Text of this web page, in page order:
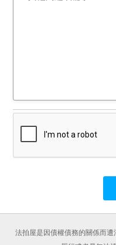
法拍屋是因債權債務的關係而